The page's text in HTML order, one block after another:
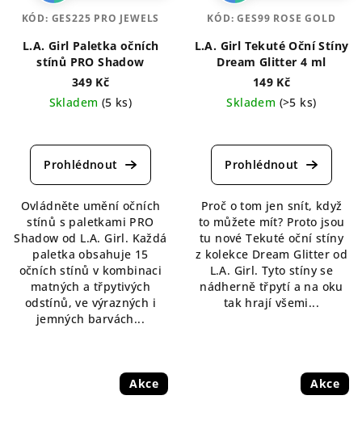
L.A. Girl Paletka očních
stínů PRO Shadow
349 Kč
Skladem (5 ks)
hodnocení
produktu
z
5
hvězdiček.
Ovládněte umění očních
stínů s paletkami PRO
Shadow od L.A. Girl. Každá
paletka obsahuje 15
očních stínů v kombinaci
matných a třpytivých
odstínů, ve výrazných i
jemných barvách...
KÓD: GES225 PRO JEWELS
L.A. Girl Tekuté Oční Stíny
Dream Glitter 4 ml
149 Kč
Skladem (>5 ks)
hodnocení
produktu
z
5
hvězdiček.
Proč o tom jen snít, když
to můžete mít? Proto jsou
tu nové Tekuté oční stíny
z kolekce Dream Glitter od
L.A. Girl. Tyto stíny se
nádherně třpytí a na oku
tak hrají všemi...
KÓD:GES99 ROSE GOLD
Akce Akce